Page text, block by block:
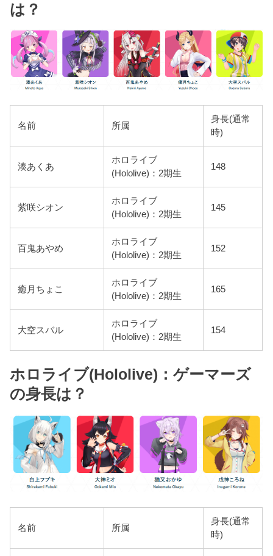
は？
名前 所属
身長(通常
時)
湊あくあ
ホロライブ
(Hololive)：2期生
148
紫咲シオン
ホロライブ
(Hololive)：2期生
145
百鬼あやめ
ホロライブ
(Hololive)：2期生
152
癒月ちょこ
ホロライブ
(Hololive)：2期生
165
大空スバル
ホロライブ
(Hololive)：2期生
154
ホロライブ(Hololive)：ゲーマーズ
の身長は？
名前 所属
身長(通常
時)